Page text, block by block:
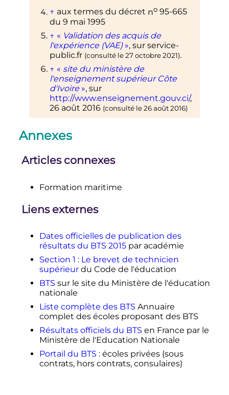
↑ aux termes du décret no 95-665
du 9 mai 1995
↑ « Validation des acquis de
l'expérience (VAE) », sur service-
public.fr (consulté le27 octobre 2021).
↑ « site du ministère de
l'enseignement supérieur Côte
d'Ivoire », sur
http://www.enseignement.gouv.ci/,
26 août 2016 (consulté le26 août 2016)
https://cache.media.enseignements
up-
uv_Note_91_07_1278903.pdf
↑Source: Le Rhun et Monso (2015),
pour s'insérer: l'exemple des
brevets de technicien supérieur,
https://www.persee.fr/docAsPDF/est
at_0336-
1454_2015_num_478_1_10556.pdf
↑Source: Giret et Hatot (2001),
Mesurer le déclassement à
l'embauche : l'exemple des DUT et
des BTS,
https://www.persee.fr/docAsPDF/for
em_0759-
↑Voir P. Santelmann (2019), "La
France. Encore une réforme ! Pour
quelle ambition ?",
Annexes
Articles connexes
Formation maritime
Liens externes
Dates officielles de publication des
résultats du BTS 2015par académie
Section 1 : Le brevet de technicien
supérieurdu Code de l'éducation
BTS sur le site du Ministère de l'éducation
nationale
Liste complète des BTS Annuaire
complet des écoles proposant des BTS
Résultats officiels du BTS en France par le
Ministère de l'Education Nationale
Portail du BTS : écoles privées (sous
contrats, hors contrats, consulaires)